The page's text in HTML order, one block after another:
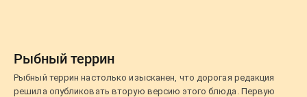
Рыбный террин
Рыбный террин настолько изысканен, что дорогая редакция
решила опубликовать вторую версию этого блюда. Первую